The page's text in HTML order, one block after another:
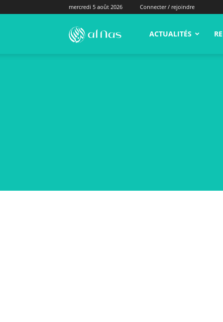
mercredi 5 août 2026 Connecter / rejoindre
alNas.fr ACTUALITÉS